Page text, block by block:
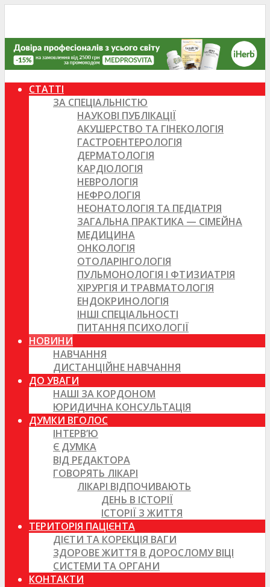
СТАТТІ
ЗА СПЕЦІАЛЬНІСТЮ
НАУКОВІ ПУБЛІКАЦІЇ
АКУШЕРСТВО ТА ГІНЕКОЛОГІЯ
ГАСТРОЕНТЕРОЛОГІЯ
ДЕРМАТОЛОГІЯ
КАРДІОЛОГІЯ
НЕВРОЛОГІЯ
НЕФРОЛОГІЯ
НЕОНАТОЛОГІЯ ТА ПЕДІАТРІЯ
ЗАГАЛЬНА ПРАКТИКА — СІМЕЙНА
МЕДИЦИНА
ОНКОЛОГІЯ
ОТОЛАРІНГОЛОГІЯ
ПУЛЬМОНОЛОГІЯ І ФТИЗИАТРІЯ
ХІРУРГІЯ И ТРАВМАТОЛОГІЯ
ЕНДОКРИНОЛОГІЯ
ІНШІ СПЕЦІАЛЬНОСТІ
ПИТАННЯ ПСИХОЛОГІЇ
НОВИНИ
НАВЧАННЯ
ДИСТАНЦІЙНЕ НАВЧАННЯ
ДО УВАГИ
НАШІ ЗА КОРДОНОМ
ЮРИДИЧНА КОНСУЛЬТАЦІЯ
ДУМКИ ВГОЛОС
ІНТЕРВ’Ю
Є ДУМКА
ВІД РЕДАКТОРА
ГОВОРЯТЬ ЛІКАРІ
ЛІКАРІ ВІДПОЧИВАЮТЬ
ДЕНЬ В ІСТОРІЇ
ІСТОРІЇ З ЖИТТЯ
ТЕРИТОРІЯ ПАЦІЄНТА
ДІЄТИ ТА КОРЕКЦІЯ ВАГИ
ЗДОРОВЕ ЖИТТЯ В ДОРОСЛОМУ ВІЦІ
СИСТЕМИ ТА ОРГАНИ
КОНТАКТИ